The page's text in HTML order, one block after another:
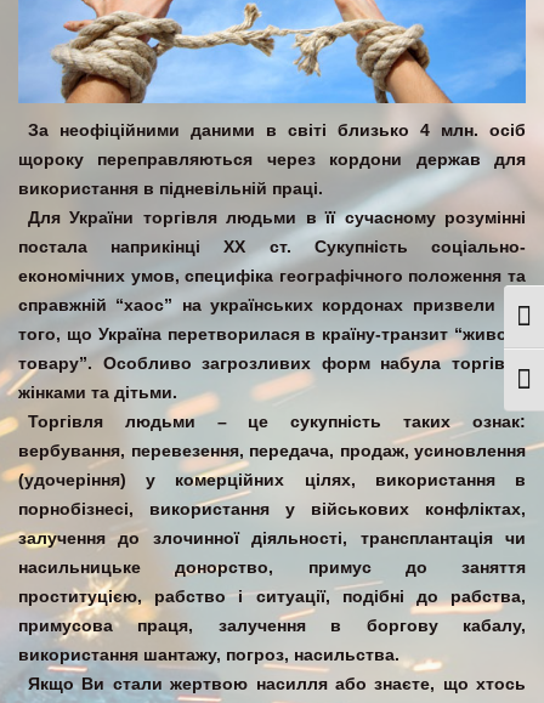
За неофіційними даними в світі близько 4 млн. осіб
щороку переправляються через кордони держав для
використання в підневільній праці.
Для України торгівля людьми в її сучасному розумінні
постала наприкінці ХХ ст. Сукупність соціально-
економічних умов, специфіка географічного положення та
справжній “хаос” на українських кордонах призвели до
того, що Україна перетворилася в країну-транзит “живого
товару”. Особливо загрозливих форм набула торгівля
жінками та дітьми.
Торгівля людьми – це сукупність таких ознак:
вербування, перевезення, передача, продаж, усиновлення
(удочеріння) у комерційних цілях, використання в
порнобізнесі, використання у військових конфліктах,
залучення до злочинної діяльності, трансплантація чи
насильницьке донорство, примус до заняття
проституцією, рабство і ситуації, подібні до рабства,
примусова праця, залучення в боргову кабалу,
використання шантажу, погроз, насильства.
Якщо Ви стали жертвою насилля або знаєте, що хтось